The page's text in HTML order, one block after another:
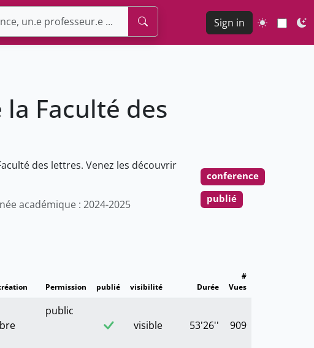
Sign in
Faculté des
des lettres. Venez les découvrir
académique : 2024-2025
conference
publié
Permission publié visibilité Durée
#
Vues
public
visible
53'26'' 909